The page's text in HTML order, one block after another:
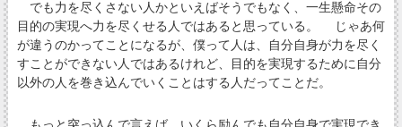
でも力を尽くさない人かといえばそうでもなく、一生懸命その
目的の実現へ力を尽くせる人ではあると思っている。 じゃあ何
が違うのかってことになるが、僕って人は、自分自身が力を尽く
すことができない人ではあるけれど、目的を実現するために自分
以外の人を巻き込んでいくことはする人だってことだ。
もっと突っ込んで言えば、いくら励んでも自分自身で実現でき